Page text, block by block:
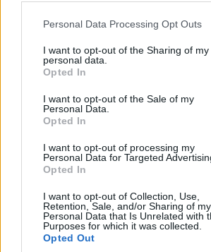
Please note that this website/app uses
not limited to your visit or usage
grant or deny consent to Google and its
use your data for below specified
consent section.
Personal Data Processing Opt Outs
I want to opt-out of the Sharing of my
personal data.
Opted In
I want to opt-out of the Sale of my
Personal Data.
Opted In
I want to opt-out of processing my
Personal Data for Targeted
Opted In
I want to opt-out of Collection, Use,
Retention, Sale, and/or Sharing of my
Personal Data that Is Unrelated with
Purposes for which it was collected.
Opted Out
EMIATT CSÖKKENHET A HATÁSUK
Érdemes odafigyelni rá
08. 01.
EGYRE TÖBB FIATALNÁL
Erre figyelj!
24 óra